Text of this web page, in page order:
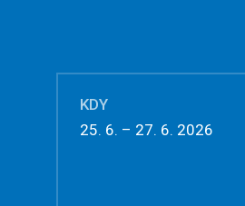
KDY
25. 6. – 27. 6. 2026